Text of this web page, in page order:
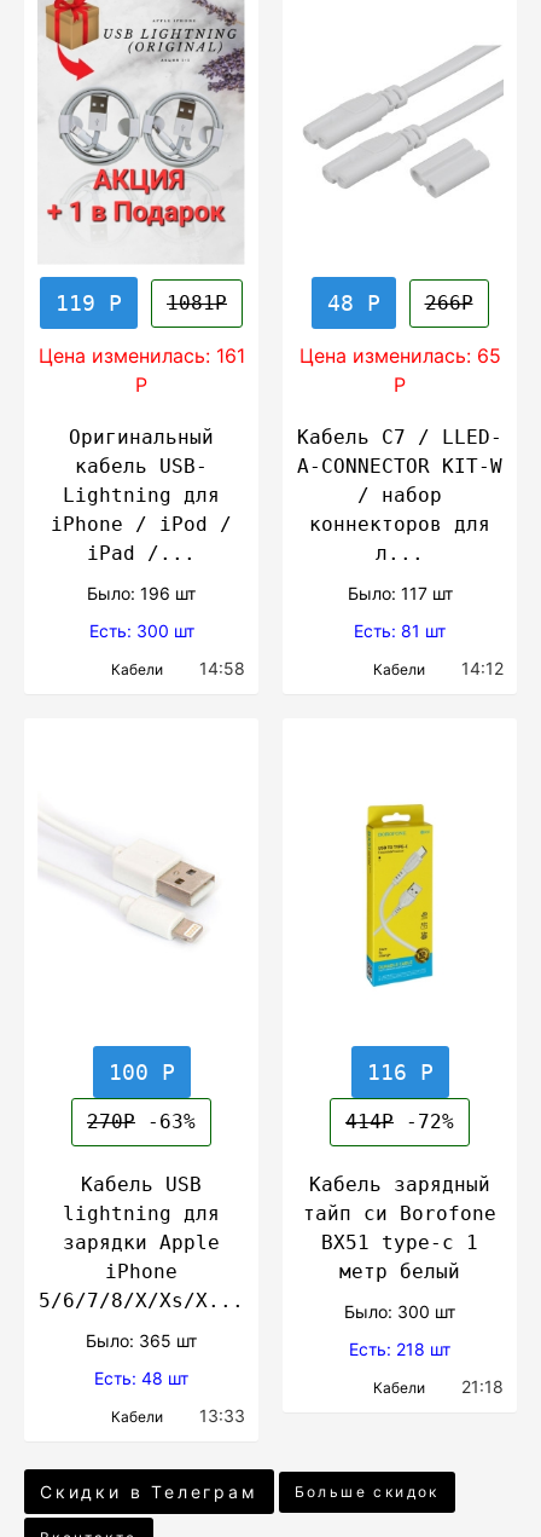
119 Р 1081Р
Цена изменилась: 161
Р
Оригинальный
кабель USB-
Lightning для
iPhone / iPod /
iPad /...
Было: 196 шт
Есть: 300 шт
Кабели 14:58
48 Р 266Р
Цена изменилась: 65
Р
Кабель С7 / LLED-
А-CONNECTOR KIT-W
/ набор
коннекторов для
л...
Было: 117 шт
Есть: 81 шт
Кабели 14:12
100 Р
270Р -63%
Кабель USB
lightning для
зарядки Apple
iPhone
5/6/7/8/X/Xs/X...
Было: 365 шт
Есть: 48 шт
Кабели 13:33
116 Р
414Р -72%
Кабель зарядный
тайп си Borofone
BX51 type-c 1
метр белый
Было: 300 шт
Есть: 218 шт
Кабели 21:18
Скидки в Телеграм Больше скидок